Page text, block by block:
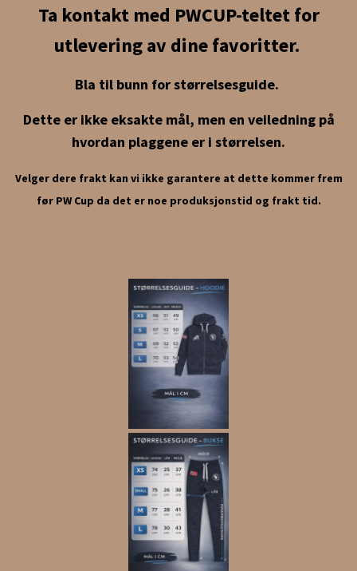
Ta kontakt med PWCUP-teltet for
utlevering av dine favoritter.
Bla til bunn for størrelsesguide.
Dette er ikke eksakte mål, men en veiledning på
hvordan plaggene er i størrelsen.
Velger dere frakt kan vi ikke garantere at dette kommer frem
før PW Cup da det er noe produksjonstid og frakt tid.